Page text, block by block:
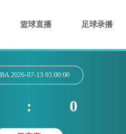
篮球直播 足球录播
2026-07-13 03:00:00
: 0